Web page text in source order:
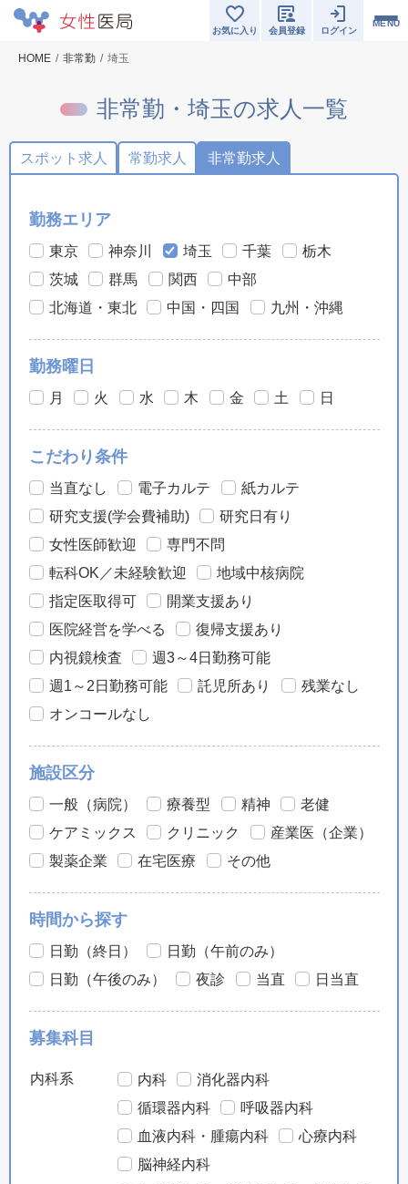
MENU
お気に入り 会員登録 ログイン
HOME 非常勤 埼玉
非常勤・埼玉の求人一覧
スポット求人 常勤求人 非常勤求人
勤務エリア
東京 神奈川 埼玉 千葉
栃木
茨城
群馬 関西
中部
北海道・東北
中国・四国 九州・沖縄
勤務曜日
月 火 水 木 金 土 日
こだわり条件
当直なし 電子カルテ
紙カルテ
研究支援(学会費補助)
研究日有り
女性医師歓迎
専門不問
転科OK／未経験歓迎
地域中核病院
指定医取得可
開業支援あり
医院経営を学べる
復帰支援あり
内視鏡検査
週3～4日勤務可能
週1～2日勤務可能
託児所あり
残業なし
オンコールなし
施設区分
一般（病院） 療養型 精神
老健
ケアミックス
クリニック
産業医（企業）
製薬企業
在宅医療 その他
時間から探す
日勤（終日）
日勤（午前のみ）
日勤（午後のみ）
夜診 当直 日当直
募集科目
内科系 内科
消化器内科
循環器内科
呼吸器内科
血液内科・腫瘍内科
心療内科
脳神経内科